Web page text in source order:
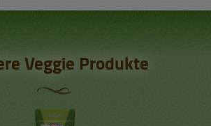
Veggie Produkte